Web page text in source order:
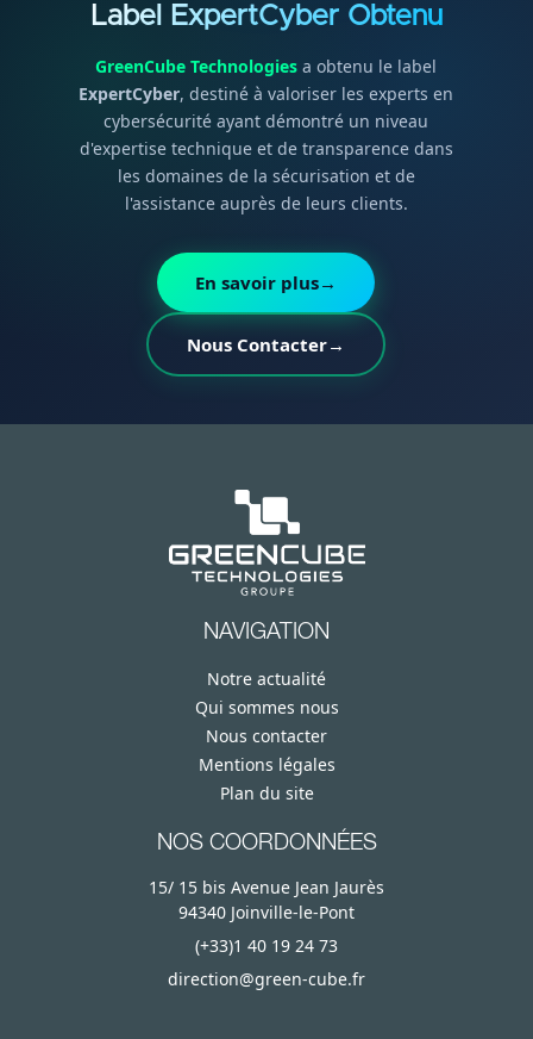
Label ExpertCyber Obtenu
GreenCube Technologies a obtenu le label
ExpertCyber, destiné à valoriser les experts en
cybersécurité ayant démontré un niveau
d'expertise technique et de transparence dans
les domaines de la sécurisation et de
l'assistance auprès de leurs clients.
En savoir plus→
Nous Contacter→
NAVIGATION
Notre actualité
Qui sommes nous
Nous contacter
Mentions légales
Plan du site
NOS COORDONNÉES
15/ 15 bis Avenue Jean Jaurès
94340 Joinville-le-Pont
(+33)1 40 19 24 73
direction@green-cube.fr